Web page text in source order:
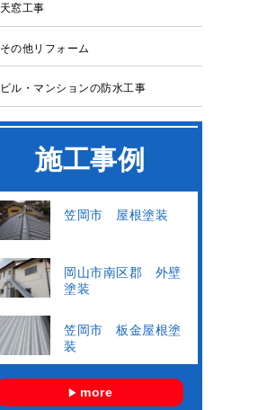
天窓工事
その他リフォーム
ビル・マンションの防水工事
施工事例
笠岡市 屋根塗装
岡山市南区郡 外壁
塗装
笠岡市 板金屋根塗
装
more